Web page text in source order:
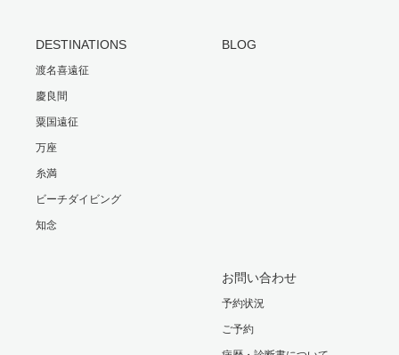
DESTINATIONS
渡名喜遠征
慶良間
粟国遠征
万座
糸満
ビーチダイビング
知念
BLOG
お問い合わせ
予約状況
ご予約